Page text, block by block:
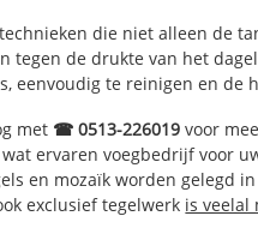
die niet alleen de
tegen de drukte van het
eenvoudig te reinigen en de
met ☎ 0513-226019 voor
ervaren voegbedrijf voor
en mozaïk worden gelegd
exclusief tegelwerk is veelal